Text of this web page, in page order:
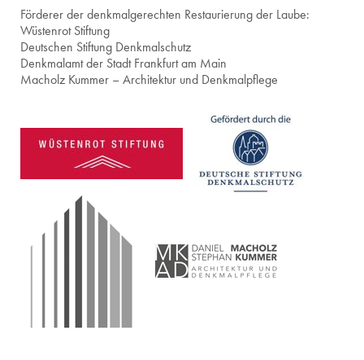
Förderer der denkmalgerechten Restaurierung der Laube:
Wüstenrot Stiftung
Deutschen Stiftung Denkmalschutz
Denkmalamt der Stadt Frankfurt am Main
Macholz Kummer – Architektur und Denkmalpflege